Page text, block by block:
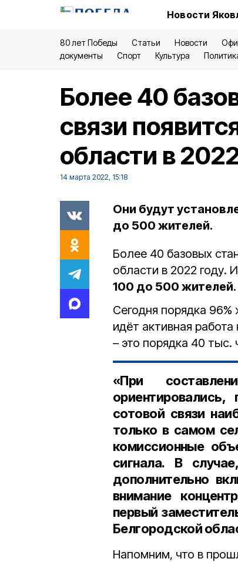
Новости
80 лет Победы Статьи Новости
документы
Спорт Культура
Более 40
связи
области в
14 марта 2022, 15:18
Они будут
до 500 жителей.
Более 40 базовых
области в 2022 году.
100 до 500 жителей.
Сегодня порядка
идёт активная
– это порядка 40 тыс.
«При
сотовой связи
только в самом
комиссионные
сигнала. В
дополнительно
внимание
первый
Белгородской
Напомним, что в